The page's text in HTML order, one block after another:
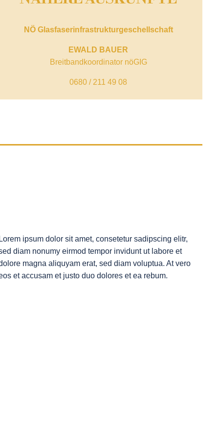
NÖ Glasfaser­infrastruktur­geschellschaft
EWALD BAUER
Breitbandkoordinator nöGIG
0680 / 211 49 08
Lorem ipsum dolor sit amet, consetetur sadipscing elitr,
diam nonumy eirmod tempor invidunt ut labore et
magna aliquyam erat, sed diam voluptua. At vero
et accusam et justo duo dolores et ea rebum.